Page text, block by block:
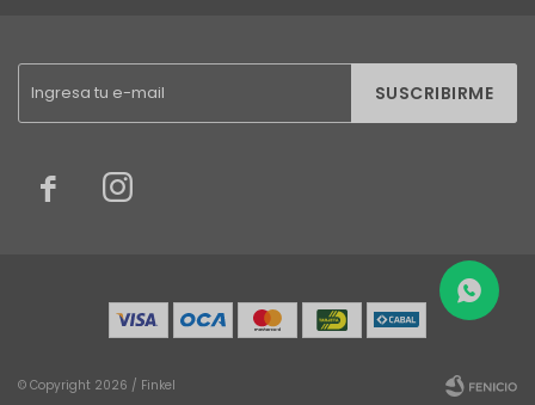
SUSCRIBIRME
 
© Copyright 2026 / Finkel